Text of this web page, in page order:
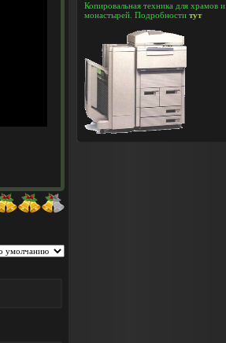
Копировальная техника для храмов и
монастырей. Подробности тут